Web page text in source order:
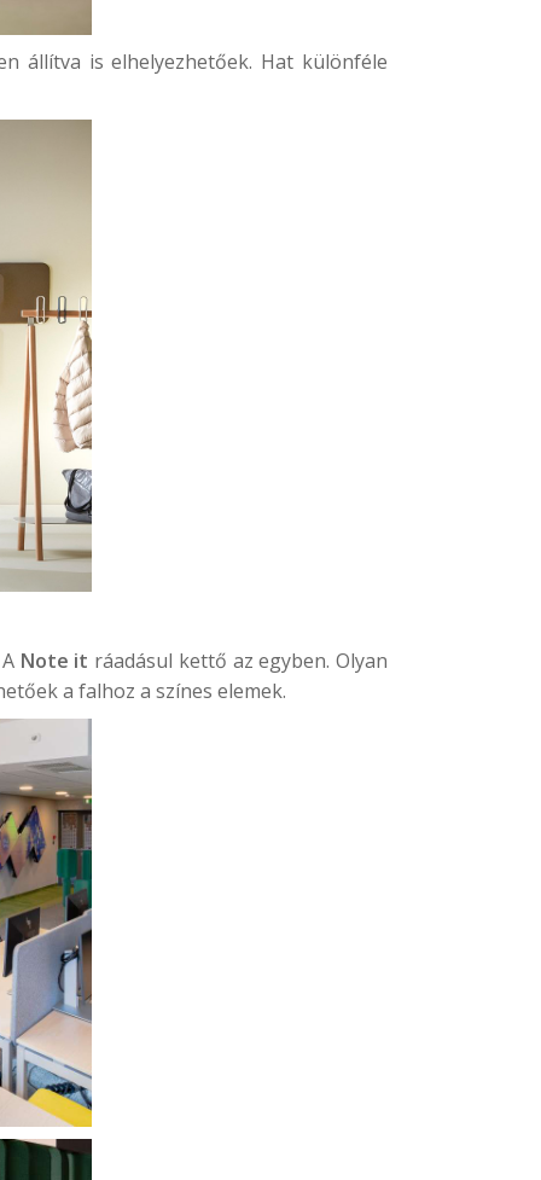
állítva is elhelyezhetőek. Hat különféle
Note it ráadásul kettő az egyben. Olyan
a falhoz a színes elemek.